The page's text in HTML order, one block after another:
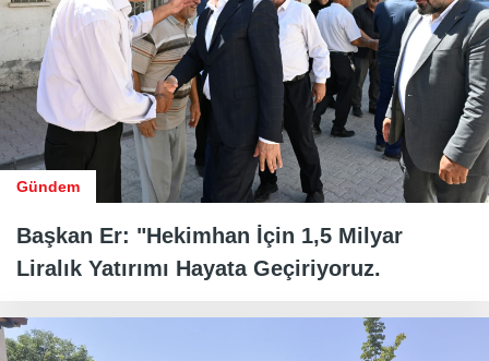
Gündem
Başkan Er: "Hekimhan İçin 1,5 Milyar
Liralık Yatırımı Hayata Geçiriyoruz.